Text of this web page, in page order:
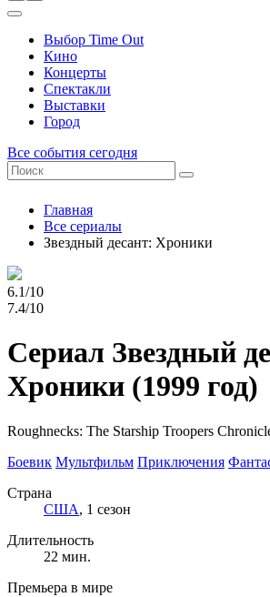
Выбор Time Out
Кино
Концерты
Спектакли
Выставки
Город
Все события сегодня
Главная
Все сериалы
Звездный десант: Хроники
6.1/10
7.4/10
Сериал Звездный
Хроники (1999 год)
Roughnecks: The Starship Troopers
Боевик Мультфильм Приключения
Страна
США, 1 сезон
Длительность
22 мин.
Премьера в мире